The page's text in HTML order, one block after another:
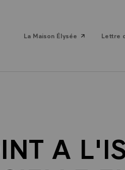
La Maison Élysée Lettre
A